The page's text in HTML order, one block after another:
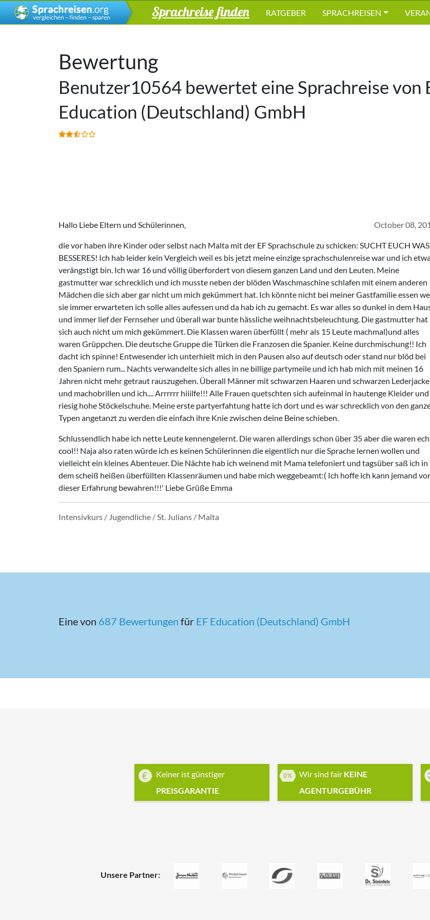
Sprachreise finden RATGEBER SPRACHREISEN
Bewertung
Benutzer10564 bewertet eine Sprachreise von
Education (Deutschland) GmbH
October 08,
Hallo Liebe Eltern und Schülerinnen,
die vor haben ihre Kinder oder selbst nach Malta mit der EF Sprachschule zu schicken: SUCHT EUCH WAS
BESSERES! Ich hab leider kein Vergleich weil es bis jetzt meine einzige sprachschulenreise war und ich
verängstigt bin. Ich war 16 und völlig überfordert von diesem ganzen Land und den Leuten. Meine
gastmutter war schrecklich und ich musste neben der blöden Waschmaschine schlafen mit einem anderen
Mädchen die sich aber gar nicht um mich gekümmert hat. Ich könnte nicht bei meiner Gastfamilie essen
sie immer erwarteten ich solle alles aufessen und da hab ich zu gemacht. Es war alles so dunkel in dem
und immer lief der Fernseher und überall war bunte hässliche weihnachtsbeleuchtung. Die gastmutter hat
sich auch nicht um mich gekümmert. Die Klassen waren überfüllt ( mehr als 15 Leute machmal)und alles
waren Grüppchen. Die deutsche Gruppe die Türken die Franzosen die Spanier. Keine durchmischung!! Ich
dacht ich spinne! Entwesender ich unterhielt mich in den Pausen also auf deutsch oder stand nur blöd bei
den Spaniern rum... Nachts verwandelte sich alles in ne billige partymeile und ich hab mich mit meinen 16
Jahren nicht mehr getraut rauszugehen. Überall Männer mit schwarzen Haaren und schwarzen
und machobrillen und ich.... Arrrrrr hiiilfe!!! Alle Frauen quetschten sich aufeinmal in hautenge Kleider und
riesig hohe Stöckelschuhe. Meine erste partyerfahtung hatte ich dort und es war schrecklich von den
Typen angetanzt zu werden die einfach ihre Knie zwischen deine Beine schieben.
Schlussendlich habe ich nette Leute kennengelernt. Die waren allerdings schon über 35 aber die waren
cool!! Naja also raten würde ich es keinen Schülerinnen die eigentlich nur die Sprache lernen wollen und
vielleicht ein kleines Abenteuer. Die Nächte hab ich weinend mit Mama telefoniert und tagsüber saß ich in
dem scheiß heißen überfüllten Klassenräumen und habe mich weggebeamt:( Ich hoffe ich kann jemand vor
dieser Erfahrung bewahren!!!' Liebe Grüße Emma
Intensivkurs / Jugendliche / St. Julians / Malta
Eine von 687 Bewertungen für EF Education (Deutschland) GmbH
Keiner ist günstiger
PREISGARANTIE
Wir sind fair KEINE
AGENTURGEBÜHR
Unsere Partner: